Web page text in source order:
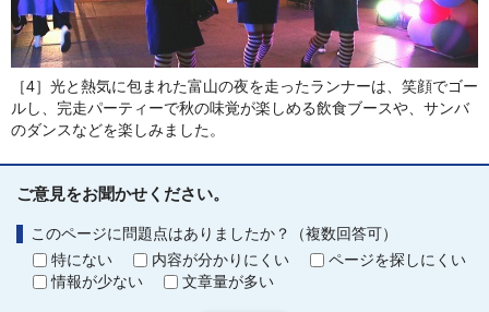
［4］光と熱気に包まれた富山の夜を走ったランナーは、笑顔でゴー
ルし、完走パーティーで秋の味覚が楽しめる飲食ブースや、サンバ
のダンスなどを楽しみました。
ご意見をお聞かせください。
このページに問題点はありましたか？（複数回答可）
特にない
内容が分かりにくい
ページを探しにくい
情報が少ない
文章量が多い